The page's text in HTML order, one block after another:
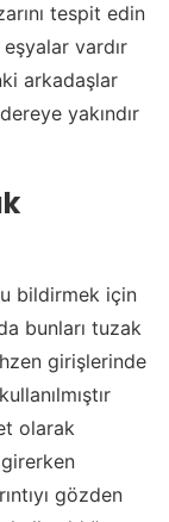
tespit edin
vardır
arkadaşlar
yakındır
bildirmek için
bunları tuzak
girişlerinde
olarak
gözden